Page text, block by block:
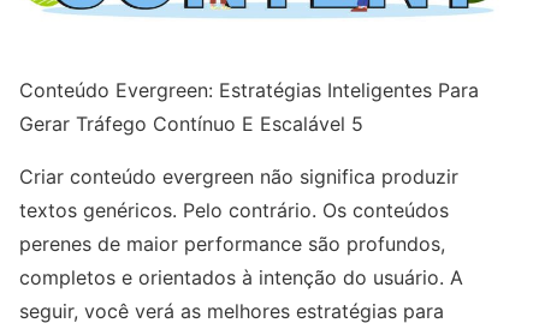
Conteúdo Evergreen: Estratégias Inteligentes Para
Gerar Tráfego Contínuo E Escalável 5
Criar conteúdo evergreen não significa produzir
textos genéricos. Pelo contrário. Os conteúdos
perenes de maior performance são profundos,
completos e orientados à intenção do usuário. A
seguir, você verá as melhores estratégias para